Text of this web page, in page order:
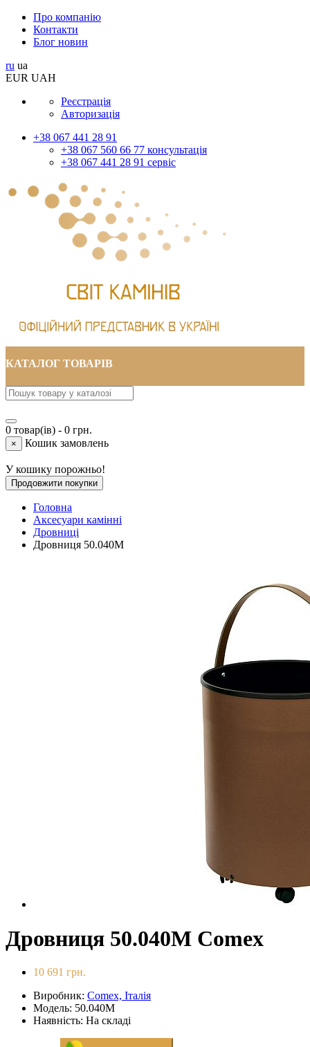
Про компанію
Контакти
Блог новин
ru ua
EUR UAH
Реєстрація
Авторизація
+38 067 441 28 91
+38 067 560 66 77 консультація
+38 067 441 28 91 сервіс
КАТАЛОГ ТОВАРІВ
0 товар(ів) - 0 грн.
× Кошик замовлень
У кошику порожньо!
Продовжити покупки
Головна
Аксесуари камінні
Дровниці
Дровниця 50.040M
Дровниця 50.040M Comex
10 691 грн.
Виробник: Comex, Італія
Модель: 50.040M
Наявність: На складі